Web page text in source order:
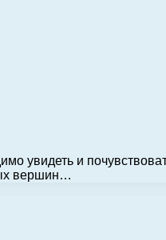
увидеть и
вершин…